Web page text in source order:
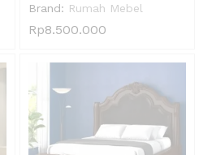
Brand: Rumah Mebel
Rp8.500.000